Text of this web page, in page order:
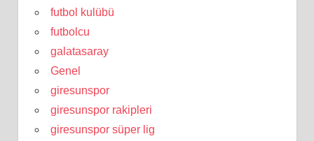
futbol kulübü
futbolcu
galatasaray
Genel
giresunspor
giresunspor rakipleri
giresunspor süper lig